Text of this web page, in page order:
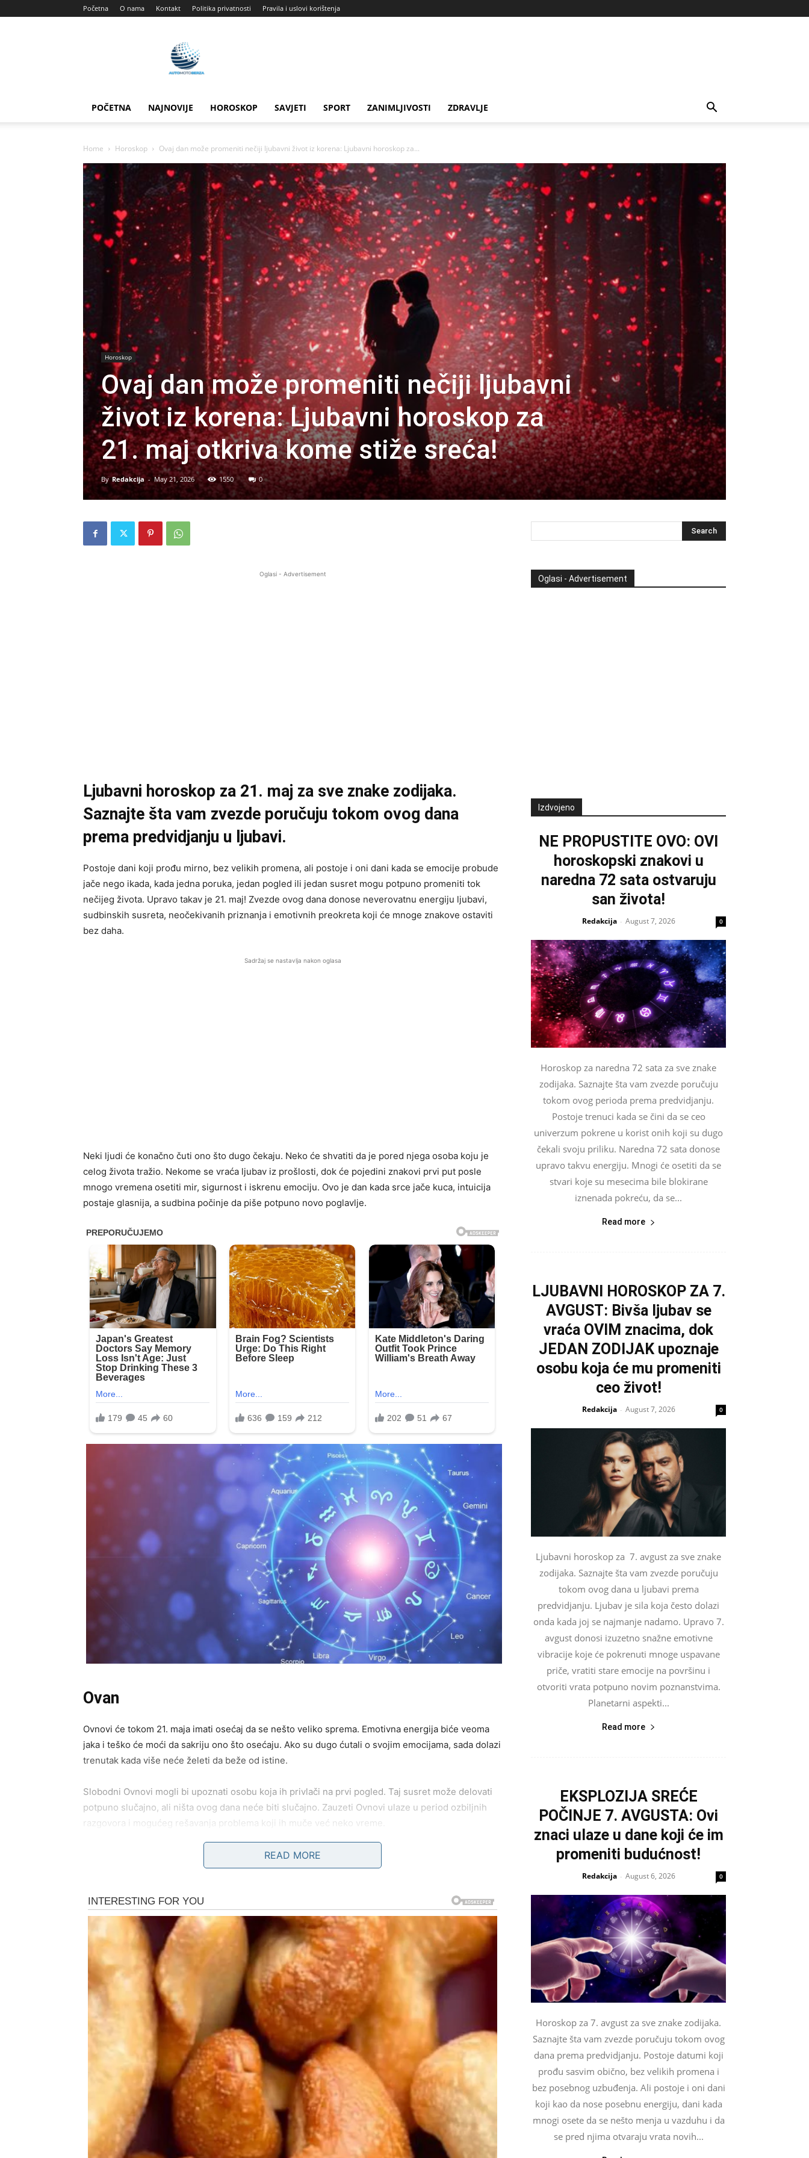
Početna O nama Kontakt Politika privatnosti Pravila i uslovi korištenja
Automotoberza
POČETNA NAJNOVIJE HOROSKOP SAVJETI SPORT ZANIMLJIVOSTI ZDRAVLJE
Home Horoskop Ovaj dan može promeniti nečiji ljubavni život iz korena: Ljubavni horoskop za...
Horoskop
Ovaj dan može promeniti nečiji ljubavni
život iz korena: Ljubavni horoskop za
21. maj otkriva kome stiže sreća!
By Redakcija - May 21, 2026 1550 0
Oglasi - Advertisement
Ljubavni horoskop za 21. maj za sve znake zodijaka.
Saznajte šta vam zvezde poručuju tokom ovog dana
prema predvidjanju u ljubavi.
Postoje dani koji prođu mirno, bez velikih promena, ali postoje i oni dani kada se emocije probude
jače nego ikada, kada jedna poruka, jedan pogled ili jedan susret mogu potpuno promeniti tok
nečijeg života. Upravo takav je 21. maj! Zvezde ovog dana donose neverovatnu energiju ljubavi,
sudbinskih susreta, neočekivanih priznanja i emotivnih preokreta koji će mnoge znakove ostaviti
bez daha.
Sadržaj se nastavlja nakon oglasa
Neki ljudi će konačno čuti ono što dugo čekaju. Neko će shvatiti da je pored njega osoba koju je
celog života tražio. Nekome se vraća ljubav iz prošlosti, dok će pojedini znakovi prvi put posle
mnogo vremena osetiti mir, sigurnost i iskrenu emociju. Ovo je dan kada srce jače kuca, intuicija
postaje glasnija, a sudbina počinje da piše potpuno novo poglavlje.
Ovan
Ovnovi će tokom 21. maja imati osećaj da se nešto veliko sprema. Emotivna energija biće veoma
jaka i teško će moći da sakriju ono što osećaju. Ako su dugo ćutali o svojim emocijama, sada dolazi
trenutak kada više neće želeti da beže od istine.
Slobodni Ovnovi mogli bi upoznati osobu koja ih privlači na prvi pogled. Taj susret može delovati
potpuno slučajno, ali ništa ovog dana neće biti slučajno. Zauzeti Ovnovi ulaze u period ozbiljnih
razgovora i mogućeg rešavanja problema koji ih muče već neko vreme.
Jedna poruka ili poziv mogli bi potpuno promeniti njihov pogled na ljubav.
Bikovi će konačno osetiti da im ljubav vraća veru u sreću. Poslednjih nedelja nosili su teret
razočaranja i pitanja bez odgovora, ali sada zvezde donose potpuno drugačiju energiju.
Moguće je da će osoba iz prošlosti pokušati ponovo da uđe u njihov život. Ipak, Bikovi će ovog
puta mnogo mudrije donositi odluke. Više neće pristajati na polovične emocije i prazna obećanja.
Za slobodne Bikove sledi veoma zanimljiv flert koji lako može prerasti u nešto ozbiljno. Osmeh
jedne osobe probudiće emocije koje su dugo bile uspavane.
Blizanci
Blizanci će tokom ovog dana biti pravi magnet za ljubav. Njihova harizma, energija i način
komunikacije privlačiće pažnju gde god da se pojave. Međutim, iza osmeha krije se velika
emotivna dilema.
READ MORE
Oglasi - Advertisement
Izdvojeno
NE PROPUSTITE OVO: OVI
horoskopski znakovi u
naredna 72 sata ostvaruju
san života!
Redakcija - August 7, 2026 0
Horoskop za naredna 72 sata za sve znake
zodijaka. Saznajte šta vam zvezde poručuju
tokom ovog perioda prema predvidjanju.
Postoje trenuci kada se čini da se ceo
univerzum pokrene u korist onih koji su dugo
čekali svoju priliku. Naredna 72 sata donose
upravo takvu energiju. Mnogi će osetiti da se
stvari koje su mesecima bile blokirane
iznenada pokreću, da se...
Read more
LJUBAVNI HOROSKOP ZA 7.
AVGUST: Bivša ljubav se
vraća OVIM znacima, dok
JEDAN ZODIJAK upoznaje
osobu koja će mu promeniti
ceo život!
Redakcija - August 7, 2026 0
Ljubavni horoskop za 7. avgust za sve znake
zodijaka. Saznajte šta vam zvezde poručuju
tokom ovog dana u ljubavi prema
predvidjanju. Ljubav je sila koja često dolazi
onda kada joj se najmanje nadamo. Upravo 7.
avgust donosi izuzetno snažne emotivne
vibracije koje će pokrenuti mnoge uspavane
priče, vratiti stare emocije na površinu i
otvoriti vrata potpuno novim poznanstvima.
Planetarni aspekti...
Read more
EKSPLOZIJA SREĆE
POČINJE 7. AVGUSTA: Ovi
znaci ulaze u dane koji će im
promeniti budućnost!
Redakcija - August 6, 2026 0
Horoskop za 7. avgust za sve znake zodijaka.
Saznajte šta vam zvezde poručuju tokom ovog
dana prema predvidjanju. Postoje datumi koji
prođu sasvim obično, bez velikih promena i
bez posebnog uzbuđenja. Ali postoje i oni dani
koji kao da nose posebnu energiju, dani kada
mnogi osete da se nešto menja u vazduhu i da
se pred njima otvaraju vrata novih...